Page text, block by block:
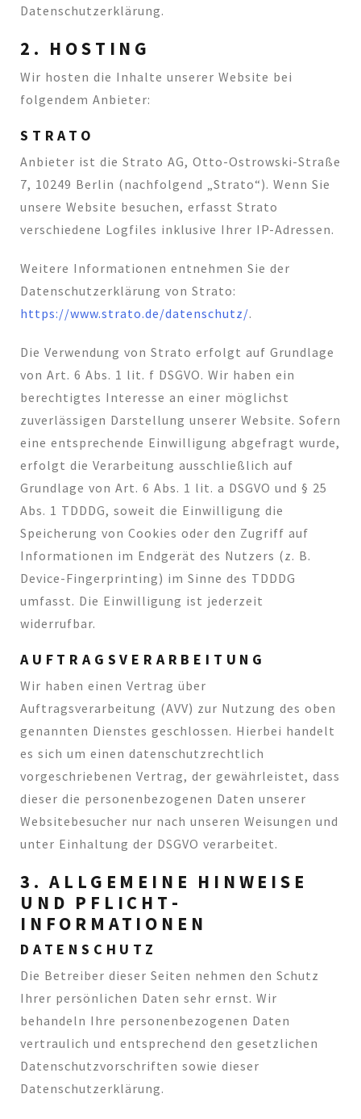
Datenschutzerklärung.
2. HOSTING
Wir hosten die Inhalte unserer Website bei
folgendem Anbieter:
STRATO
Anbieter ist die Strato AG, Otto-Ostrowski-Straße
7, 10249 Berlin (nachfolgend „Strato“). Wenn Sie
unsere Website besuchen, erfasst Strato
verschiedene Logfiles inklusive Ihrer IP-Adressen.
Weitere Informationen entnehmen Sie der
Datenschutzerklärung von Strato:
https://www.strato.de/datenschutz/.
Die Verwendung von Strato erfolgt auf Grundlage
von Art. 6 Abs. 1 lit. f DSGVO. Wir haben ein
berechtigtes Interesse an einer möglichst
zuverlässigen Darstellung unserer Website. Sofern
eine entsprechende Einwilligung abgefragt wurde,
erfolgt die Verarbeitung ausschließlich auf
Grundlage von Art. 6 Abs. 1 lit. a DSGVO und § 25
Abs. 1 TDDDG, soweit die Einwilligung die
Speicherung von Cookies oder den Zugriff auf
Informationen im Endgerät des Nutzers (z. B.
Device-Fingerprinting) im Sinne des TDDDG
umfasst. Die Einwilligung ist jederzeit
widerrufbar.
AUFTRAGSVERARBEITUNG
Wir haben einen Vertrag über
Auftragsverarbeitung (AVV) zur Nutzung des oben
genannten Dienstes geschlossen. Hierbei handelt
es sich um einen datenschutzrechtlich
vorgeschriebenen Vertrag, der gewährleistet, dass
dieser die personenbezogenen Daten unserer
Websitebesucher nur nach unseren Weisungen und
unter Einhaltung der DSGVO verarbeitet.
3. ALLGEMEINE HINWEISE
UND PFLICHT­
INFORMATIONEN
DATENSCHUTZ
Die Betreiber dieser Seiten nehmen den Schutz
Ihrer persönlichen Daten sehr ernst. Wir
behandeln Ihre personenbezogenen Daten
vertraulich und entsprechend den gesetzlichen
Datenschutzvorschriften sowie dieser
Datenschutzerklärung.